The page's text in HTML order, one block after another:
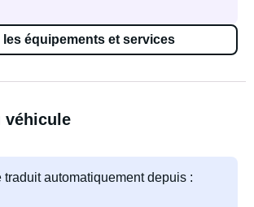
les équipements et services
véhicule
traduit automatiquement depuis :